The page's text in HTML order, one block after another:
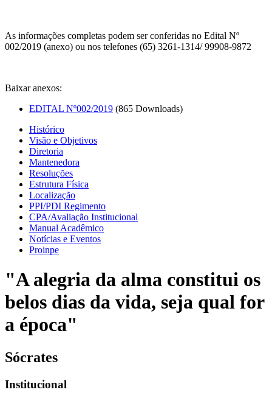
As informações completas podem ser conferidas no Edital Nº
002/2019 (anexo) ou nos telefones (65) 3261-1314/ 99908-9872
Baixar anexos:
EDITAL Nº002/2019 (865 Downloads)
Histórico
Visão e Objetivos
Diretoria
Mantenedora
Resoluções
Estrutura Física
Localização
PPI/PDI Regimento
CPA/Avaliação Institucional
Manual Acadêmico
Notícias e Eventos
Proinpe
"A alegria da alma constitui os
belos dias da vida, seja qual for
a época"
Sócrates
Institucional